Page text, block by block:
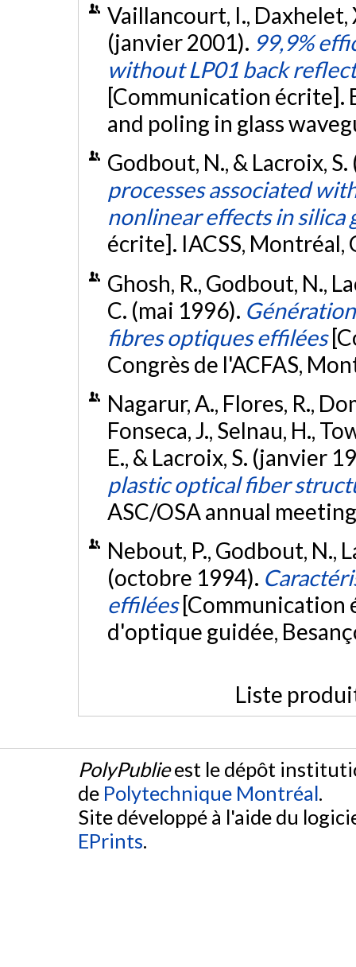
Vaillancourt, I., Daxhelet,
(janvier 2001). 99,9%
without LP01 back
[Communication écrite].
and poling in glass
Godbout, N., & Lacroix,
processes associated
nonlinear effects in silica
écrite]. IACSS, Montréal,
Ghosh, R., Godbout, N.,
C. (mai 1996).
fibres optiques effilées
Congrès de l'ACFAS,
Nagarur, A., Flores, R.,
Fonseca, J., Selnau, H.,
E., & Lacroix, S. (janvier
plastic optical fiber
ASC/OSA annual
Nebout, P., Godbout, N.,
(octobre 1994).
effilées [Communication
d'optique guidée,
Liste
PolyPublieest le dépôt
de Polytechnique Montréal.
Site développé à l'aide du
EPrints.